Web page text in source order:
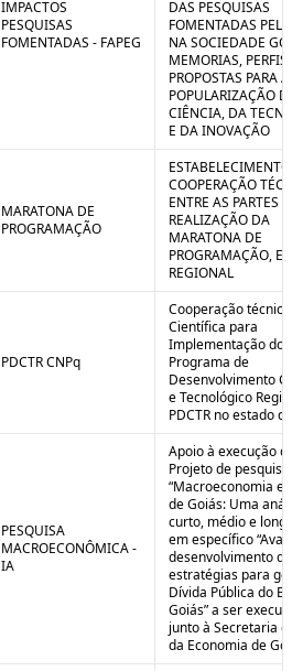
IMPACTOS
PESQUISAS
FOMENTADAS - FAPEG
DAS PESQUISAS
FOMENTADAS
NA SOCIEDADE
MEMORIAS, PERFIS
PROPOSTAS PARA A
POPULARIZAÇÃO
CIÊNCIA, DA
E DA INOVAÇÃO
MARATONA DE
PROGRAMAÇÃO
COOPERAÇÃO
ENTRE AS PARTES
REALIZAÇÃO DA
MARATONA DE
PROGRAMAÇÃO,
REGIONAL
PDCTR CNPq
Cooperação
Científica para
Implementação do
Programa de
Desenvolvimento
e Tecnológico
PDCTR no estado
PESQUISA
MACROECONÔMICA -
IA
Apoio à execução
Projeto de pesquisa
“Macroeconomia e
de Goiás: Uma
curto, médio e
em específico
desenvolvimento de
estratégias para
Dívida Pública do
Goiás” a ser
junto à Secretaria
da Economia de